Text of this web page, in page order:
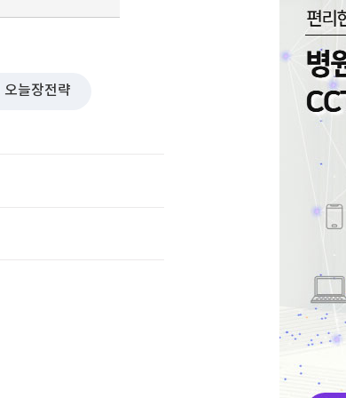
오늘장전략